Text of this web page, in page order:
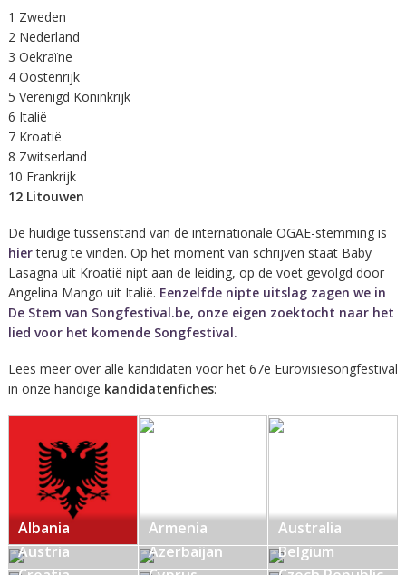
1 Zweden
2 Nederland
3 Oekraïne
4 Oostenrijk
5 Verenigd Koninkrijk
6 Italië
7 Kroatië
8 Zwitserland
10 Frankrijk
12 Litouwen
De huidige tussenstand van de internationale OGAE-stemming is
hierterug te vinden. Op het moment van schrijven staat Baby
Lasagna uit Kroatië nipt aan de leiding, op de voet gevolgd door
Angelina Mango uit Italië. Eenzelfde nipte uitslag zagen we in
De Stem van Songfestival.be, onze eigen zoektocht naar het
lied voor het komende Songfestival.
Lees meer over alle kandidaten voor het 67e Eurovisiesongfestival
in onze handige kandidatenfiches:
Albania Armenia
Australia
Austria
Azerbaijan
Belgium